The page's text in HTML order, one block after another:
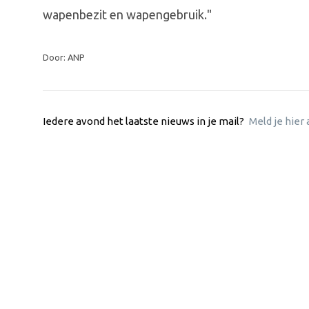
wapenbezit en wapengebruik."
Door: ANP
Iedere avond het laatste nieuws in je mail? Meld je hier